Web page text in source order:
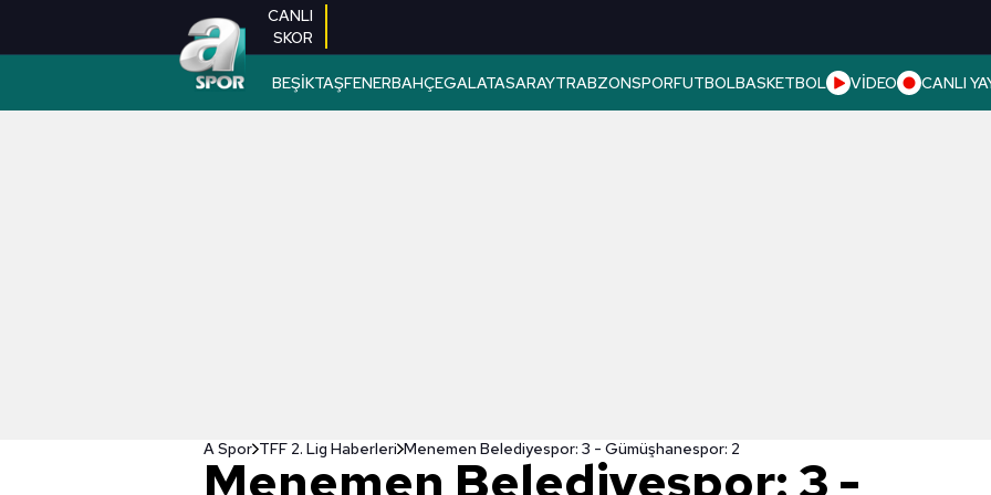
CANLI
SKOR
BEŞİKTAŞFENERBAHÇEGALATASARAYTRABZONSPORFUTBOLBASKETBOL VİDEO CANLI
A Spor TFF 2. Lig Haberleri Menemen Belediyespor: 3 - Gümüşhanespor: 2
Menemen Belediyespor: 3 -